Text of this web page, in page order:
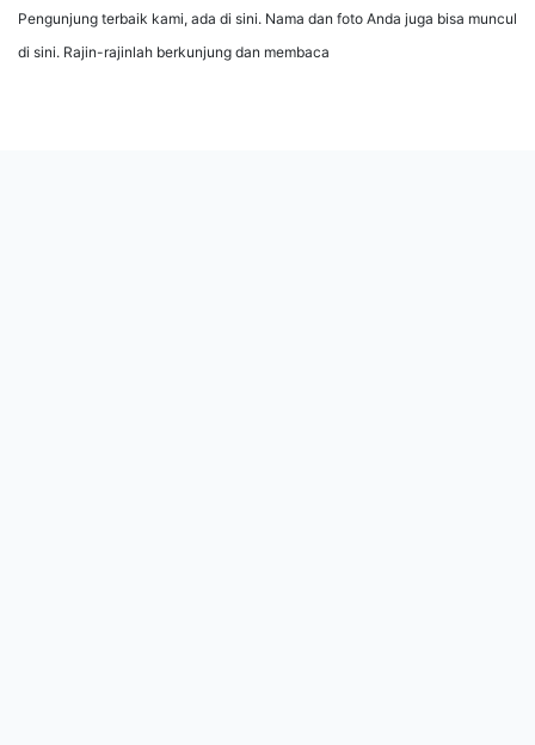
Pengunjung terbaik kami, ada di sini. Nama dan foto Anda juga bisa muncul
di sini. Rajin-rajinlah berkunjung dan membaca